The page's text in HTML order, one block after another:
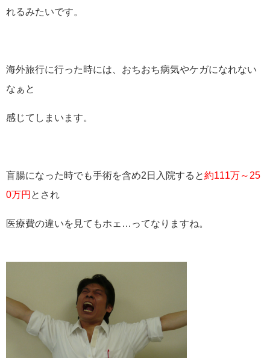
れるみたいです。
海外旅行に行った時には、おちおち病気やケガになれない
なぁと
感じてしまいます。
盲腸になった時でも手術を含め2日入院すると約111万～25
0万円 とされ
医療費の違いを見てもホェ…ってなりますね。